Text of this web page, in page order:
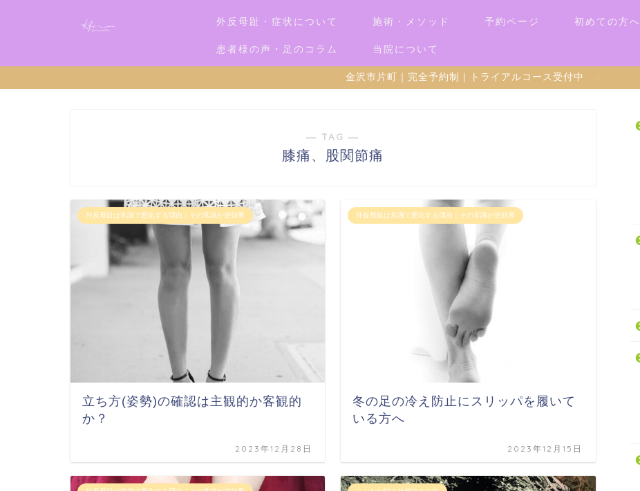
外反母趾・症状について 施術・メソッド 予約ページ 初めての方へ
患者様の声・足のコラム 当院について
金沢市片町｜完全予約制｜トライアルコース受付中
― TAG ―
膝痛、股関節痛
外反母趾は常識で悪化する理由｜その常識が逆効果
立ち方(姿勢)の確認は主観的か客観的
か？
2023年12月28日
外反母趾は常識で悪化する理由｜その常識が逆効果
冬の足の冷え防止にスリッパを履いて
いる方へ
2023年12月15日